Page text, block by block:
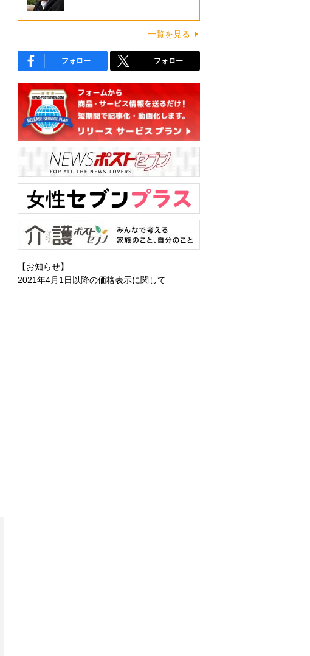
一覧を見る
フォロー フォロー
【お知らせ】
2021年4月1日以降の価格表示に関して